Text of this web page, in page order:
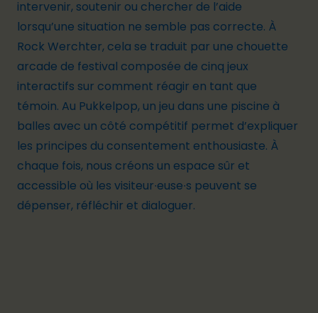
intervenir, soutenir ou chercher de l’aide
lorsqu’une situation ne semble pas correcte. À
Rock Werchter, cela se traduit par une chouette
arcade de festival composée de cinq jeux
interactifs sur comment réagir en tant que
témoin. Au Pukkelpop, un jeu dans une piscine à
balles avec un côté compétitif permet d’expliquer
les principes du consentement enthousiaste. À
chaque fois, nous créons un espace sûr et
accessible où les visiteur∙euse∙s peuvent se
dépenser, réfléchir et dialoguer.